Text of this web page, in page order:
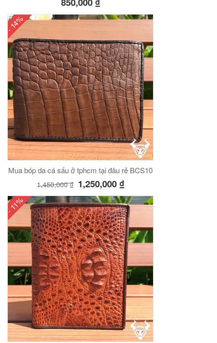
- 14%
Mua bóp da cá sấu ở tphcm tại đâu rẻ BCS10
1,450,000₫ 1,250,000 ₫
- 11%